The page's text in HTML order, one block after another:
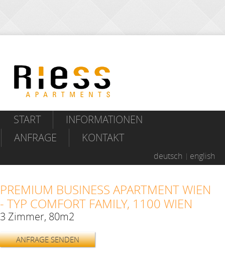
START
INFORMATIONEN
ANFRAGE
KONTAKT
deutsch english
PREMIUM BUSINESS APARTMENT WIEN
- TYP COMFORT FAMILY, 1100 WIEN
3 Zimmer, 80m2
ANFRAGE SENDEN